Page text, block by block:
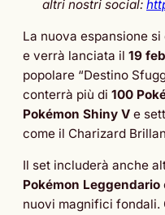
altri nostri social:
La nuova espansione si
e verrà lanciata il 19
popolare “Destino
conterrà più di 100
Pokémon Shiny V e
come il Charizard
Il set includerà anche
Pokémon Leggendario
nuovi magnifici fondali.